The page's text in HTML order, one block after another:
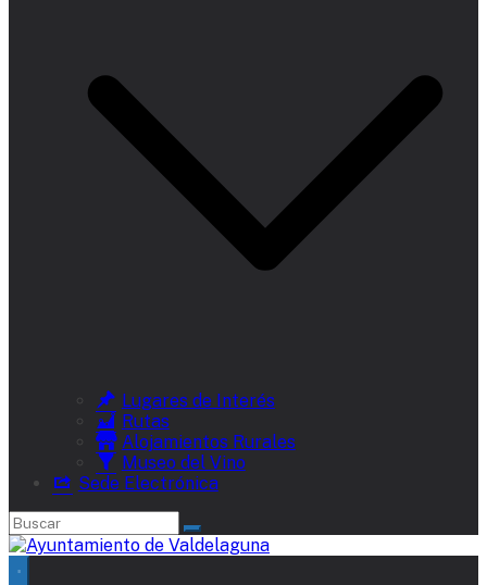
Lugares de Interés
Rutas
Alojamientos Rurales
Museo del Vino
Sede Electrónica